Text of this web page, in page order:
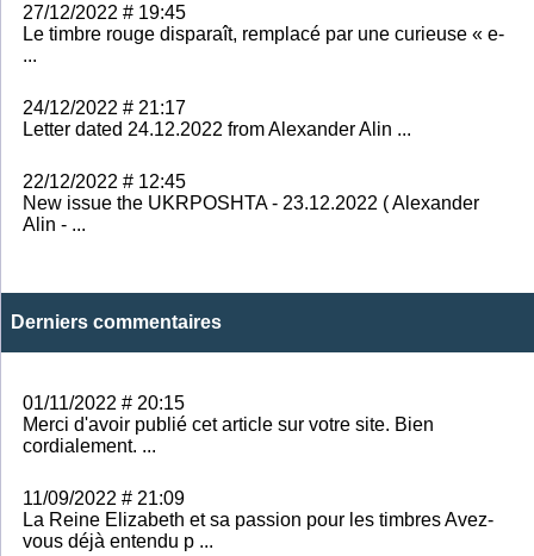
27/12/2022 # 19:45
Le timbre rouge disparaît, remplacé par une curieuse « e-
...
24/12/2022 # 21:17
Letter dated 24.12.2022 from Alexander Alin ...
22/12/2022 # 12:45
New issue the UKRPOSHTA - 23.12.2022 ( Alexander
Alin - ...
Derniers commentaires
01/11/2022 # 20:15
Merci d'avoir publié cet article sur votre site. Bien
cordialement. ...
11/09/2022 # 21:09
La Reine Elizabeth et sa passion pour les timbres Avez-
vous déjà entendu p ...